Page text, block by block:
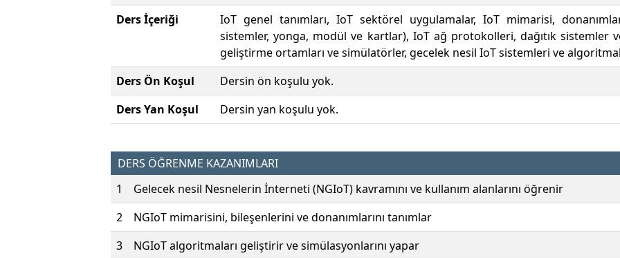
Ders İçeriği
IoT genel tanımları, IoT sektörel uygulamalar, IoT mimarisi,
sistemler, yonga, modül ve kartlar), IoT ağ protokolleri, dağıtık sistemler ve
geliştirme ortamları ve simülatörler, gecelek nesil IoT sistemleri ve
Ders Ön Koşul
Dersin ön koşulu yok.
Ders Yan Koşul
Dersin yan koşulu yok.
DERS ÖĞRENME KAZANIMLARI
1
Gelecek nesil Nesnelerin İnterneti (NGIoT) kavramını ve kullanım alanlarını öğrenir
2
NGIoT mimarisini, bileşenlerini ve donanımlarını tanımlar
3
NGIoT algoritmaları geliştirir ve simülasyonlarını yapar